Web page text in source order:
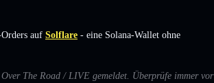
auf Solflare - eine Solana-Wallet ohne
The Road / LIVE gemeldet. Überprüfe immer vor